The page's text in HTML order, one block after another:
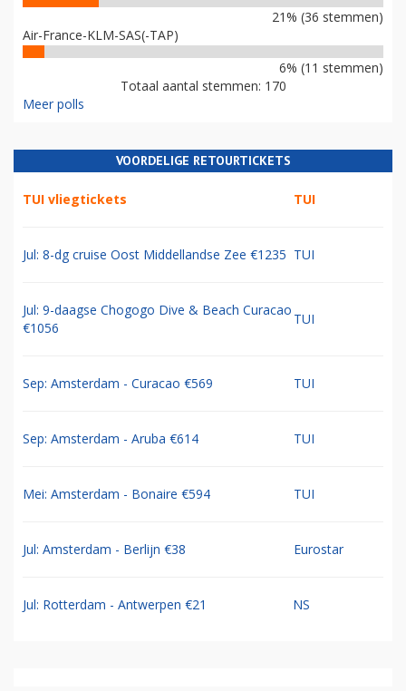
21% (36 stemmen)
Air-France-KLM-SAS(-TAP)
6% (11 stemmen)
Totaal aantal stemmen: 170
Meer polls
VOORDELIGE RETOURTICKETS
TUI vliegtickets TUI
Jul: 8-dg cruise Oost Middellandse Zee €1235 TUI
Jul: 9-daagse Chogogo Dive & Beach Curacao
€1056
TUI
Sep: Amsterdam - Curacao €569 TUI
Sep: Amsterdam - Aruba €614 TUI
Mei: Amsterdam - Bonaire €594 TUI
Jul: Amsterdam - Berlijn €38 Eurostar
Jul: Rotterdam - Antwerpen €21 NS